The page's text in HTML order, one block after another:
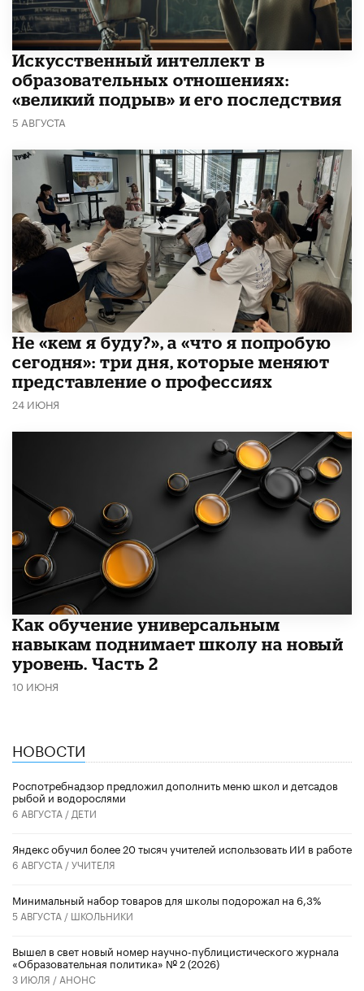
​Искусственный интеллект в
образовательных отношениях:
«великий подрыв» и его последствия
5 АВГУСТА
Не «кем я буду?», а «что я попробую
сегодня»: три дня, которые меняют
представление о профессиях
24 ИЮНЯ
​Как обучение универсальным
навыкам поднимает школу на новый
уровень. Часть 2
10 ИЮНЯ
НОВОСТИ
Роспотребнадзор предложил дополнить меню школ и детсадов
рыбой и водорослями
6 АВГУСТА / ДЕТИ
​Яндекс обучил более 20 тысяч учителей использовать ИИ в работе
6 АВГУСТА /УЧИТЕЛЯ
Минимальный набор товаров для школы подорожал на 6,3%
5 АВГУСТА / ШКОЛЬНИКИ
Вышел в свет новый номер научно-публицистического журнала
«Образовательная политика» № 2 (2026)
3 ИЮЛЯ / АНОНС